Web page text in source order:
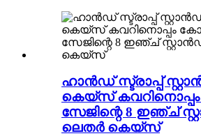
ഹാൻഡ് സ്ട്രാപ്പ്
കെയ്‌സ്
സേജിന്റെ 8 ഇഞ്ച്
ലെതർ കെയ്‌സ്